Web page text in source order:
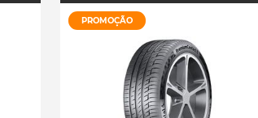
PROMOÇÃO